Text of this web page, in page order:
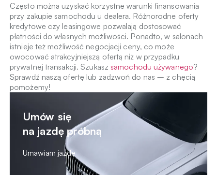
Często można uzyskać korzystne warunki finansowania
przy zakupie samochodu u dealera. Różnorodne oferty
kredytowe czy leasingowe pozwalają dostosować
płatności do własnych możliwości. Ponadto, w salonach
istnieje też możliwość negocjacji ceny, co może
owocować atrakcyjniejszą ofertą niż w przypadku
prywatnej transakcji. Szukasz samochodu używanego?
Sprawdź naszą ofertę lub zadzwoń do nas – z chęcią
pomożemy!
Umów się
na jazdę próbną
Umawiam jazdę